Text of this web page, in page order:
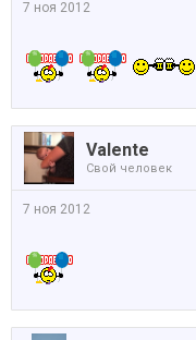
7 ноя 2012
Valente
Свой человек
7 ноя 2012